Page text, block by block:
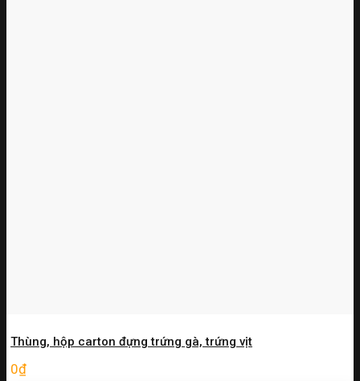
Thùng, hộp carton đựng trứng gà, trứng vịt
0₫